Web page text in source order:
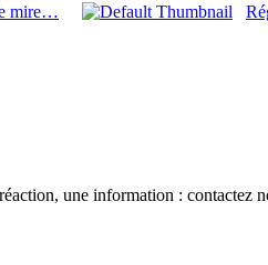
mire…
une information : contactez